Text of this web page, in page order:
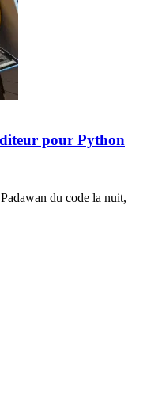
pour Python
du code la nuit,